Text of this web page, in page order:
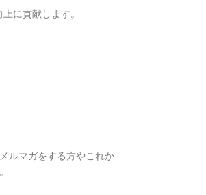
に貢献します。
ルマガをする方やこれか